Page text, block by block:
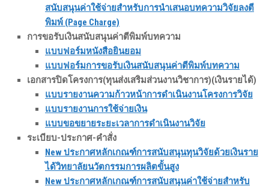
สนับสนุนค่าใช้จ่ายสำหรับการนำเสนอบทความวิจัยลงตี
พิมพ์ (Page Charge)
การขอรับเงินสนับสนุนค่าตีพิมพ์บทความ
แบบฟอร์มหนังสือยินยอม
แบบฟอร์มการขอรับเงินสนับสนุนค่าตีพิมพ์บทความ
เอกสารปิดโครงการ(ทุนส่งเสริมส่วนงานวิชาการ)(เงินรายได้)
แบบรายงานความก้าวหน้าการดำเนินงานโครงการวิจัย
แบบรายงานการใช้จ่ายเงิน
แบบขอขยายระยะเวลาการดำเนินงานวิจัย
ระเบียบ-ประกาศ-คำสั่ง
New ประกาศหลักเกณฑ์การสนับสนุนทุนวิจัยด้วยเงินราย
ได้วิทยาลัยนวัตกรรมการผลิตขั้นสูง
New ประกาศหลักเกณฑ์การสนับสนุนค่าใช้จ่ายสำหรับ